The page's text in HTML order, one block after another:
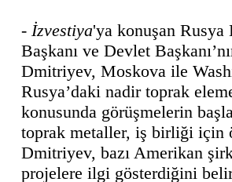
- İzvestiya'ya konuşan Rusya
Başkanı ve Devlet
Dmitriyev, Moskova ile
Rusya’daki nadir toprak
konusunda görüşmelerin
toprak metaller, iş birliği için
Dmitriyev, bazı Amerikan
projelere ilgi gösterdiğini